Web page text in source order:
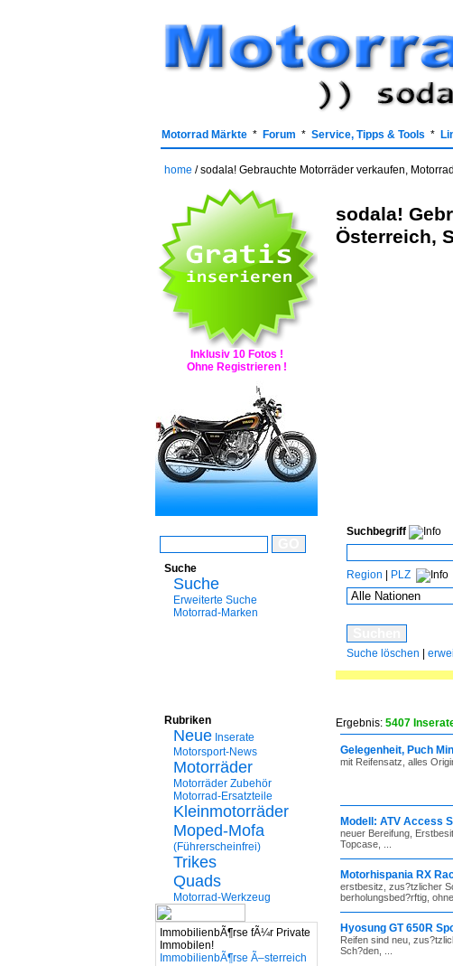
Motorrad Märkte * Forum * Service, Tipps & Tools *
home / sodala! Gebrauchte Motorräder verkaufen,
Inklusiv 10 Fotos !
Ohne Registrieren !
Suche
Suche
Erweiterte Suche
Motorrad-Marken
Rubriken
Neue Inserate
Motorsport-News
Motorräder
Motorräder Zubehör
Motorrad-Ersatzteile
Kleinmotorräder
Moped-Mofa
(Führerscheinfrei)
Trikes
Quads
Motorrad-Werkzeug
ImmobilienbÃ¶rse fÃ¼r Private
Immobilen!
ImmobilienbÃ¶rse Ã–sterreich
sodala!
Österreich,
Suchbegriff
Region PLZ
Suche löschen
Ergebnis: 5407
Gelegenheit, Puch
mit Reifensatz, alles
Modell: ATV Access
neuer Bereifung,
Topcase, ...
Motorhispania RX
erstbesitz, zus?tzlicher
berholungsbed?rftig, ohne
Hyosung GT 650R
Reifen sind neu,
Sch?den, ...